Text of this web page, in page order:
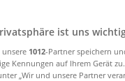
ist uns
1012-Partner speichern
Kennungen auf Ihrem Gerät
„Wir und unsere Partner